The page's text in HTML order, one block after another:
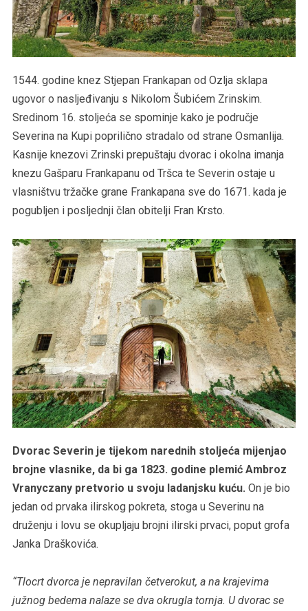
1544. godine knez Stjepan Frankapan od Ozlja sklapa
ugovor o nasljeđivanju s Nikolom Šubićem Zrinskim.
Sredinom 16. stoljeća se spominje kako je područje
Severina na Kupi poprilično stradalo od strane Osmanlija.
Kasnije knezovi Zrinski prepuštaju dvorac i okolna imanja
knezu Gašparu Frankapanu od Tršca te Severin ostaje u
vlasništvu tržačke grane Frankapana sve do 1671. kada je
pogubljen i posljednji član obitelji Fran Krsto.
Dvorac Severin je tijekom narednih stoljeća mijenjao
brojne vlasnike, da bi ga 1823. godine plemić Ambroz
Vranyczany pretvorio u svoju ladanjsku kuću. On je bio
jedan od prvaka ilirskog pokreta, stoga u Severinu na
druženju i lovu se okupljaju brojni ilirski prvaci, poput grofa
Janka Draškovića.
“Tlocrt dvorca je nepravilan četverokut, a na krajevima
južnog bedema nalaze se dva okrugla tornja. U dvorac se